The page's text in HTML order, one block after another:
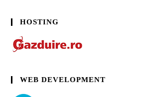
HOSTING
WEB DEVELOPMENT